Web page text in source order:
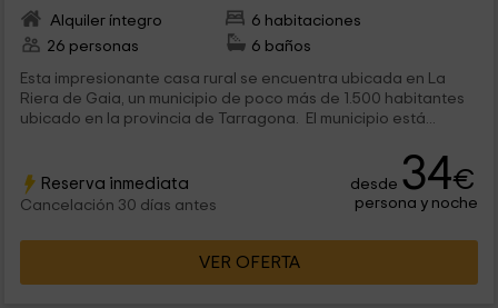
Alquiler íntegro
6 habitaciones
26 personas
6 baños
Esta impresionante casa rural se encuentra ubicada en La
Riera de Gaia, un municipio de poco más de 1.500 habitantes
ubicado en la provincia de Tarragona. El municipio está...
Reserva inmediata
Cancelación 30 días antes
desde 34€
persona y noche
VER OFERTA